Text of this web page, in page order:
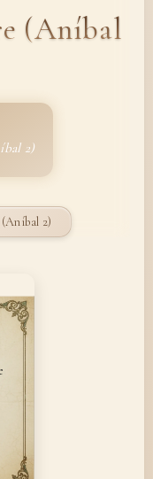
(Aníbal
2)
2)